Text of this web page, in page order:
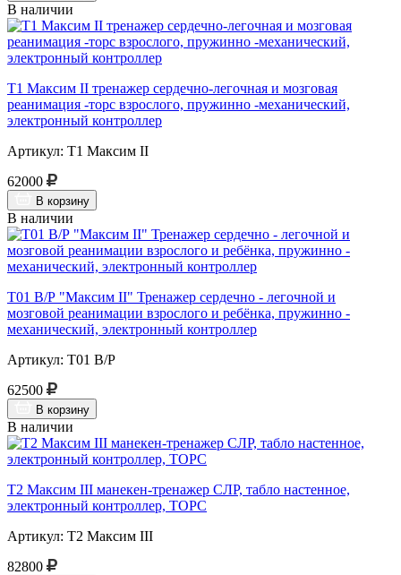
В наличии
Т1 Максим II тренажер сердечно-легочная и мозговая
реанимация -торс взрослого, пружинно -механический,
электронный контроллер
Артикул: Т1 Максим II
62000
В корзину
В наличии
Т01 В/Р "Максим II" Тренажер сердечно - легочной и
мозговой реанимации взрослого и ребёнка, пружинно -
механический, электронный контроллер
Артикул: Т01 В/Р
62500
В корзину
В наличии
Т2 Максим III манекен-тренажер СЛР, табло настенное,
электронный контроллер, ТОРС
Артикул: Т2 Максим III
82800